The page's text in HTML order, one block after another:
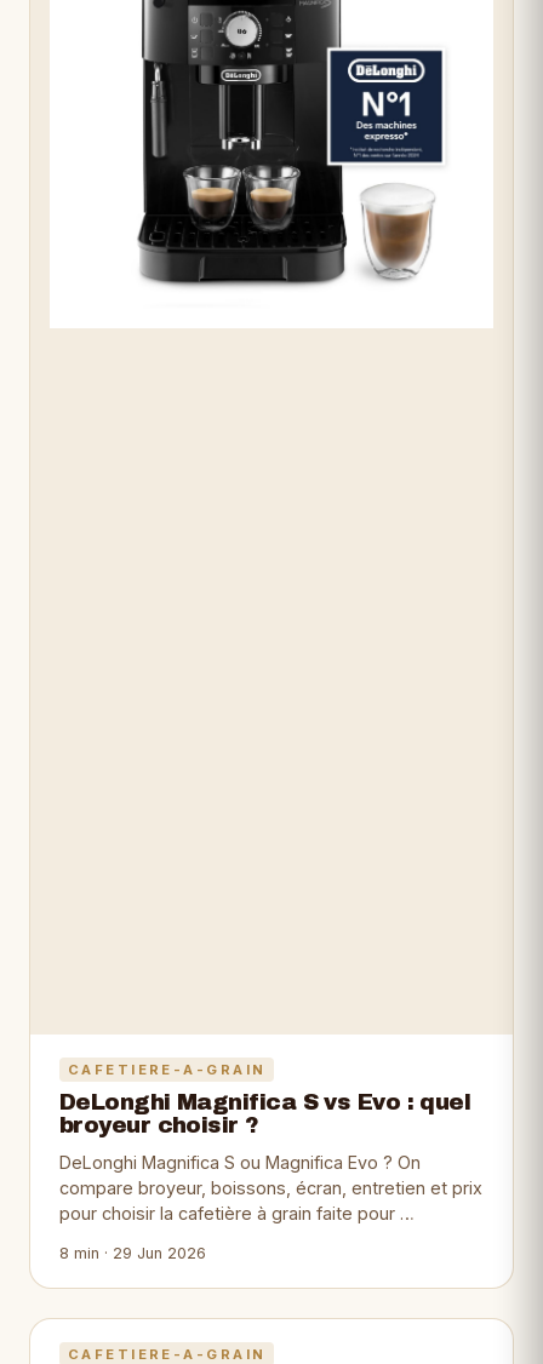
CAFETIERE-A-GRAIN
DeLonghi Magnifica S vs Evo : quel
broyeur choisir ?
DeLonghi Magnifica S ou Magnifica Evo ? On
compare broyeur, boissons, écran, entretien et prix
pour choisir la cafetière à grain faite pour …
8 min · 29 Jun 2026
CAFETIERE-A-GRAIN